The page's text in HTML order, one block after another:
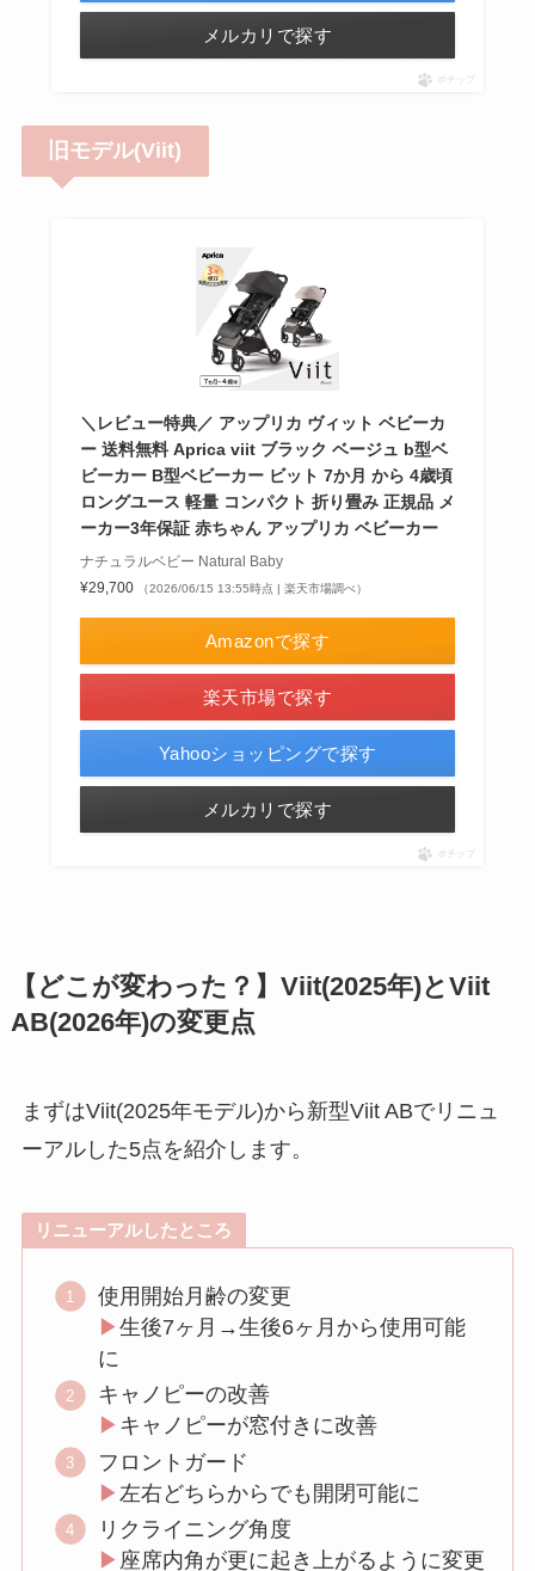
メルカリで探す
ポチップ
旧モデル(Viit)
＼レビュー特典／ アップリカ ヴィット ベビーカ
ー 送料無料 Aprica viit ブラック ベージュ b型ベ
ビーカー B型ベビーカー ビット 7か月 から 4歳頃
ロングユース 軽量 コンパクト 折り畳み 正規品 メ
ーカー3年保証 赤ちゃん アップリカ ベビーカー
ナチュラルベビー Natural Baby
¥29,700
（2026/06/15 13:55時点 | 楽天市場調べ）
Amazonで探す
楽天市場で探す
Yahooショッピングで探す
メルカリで探す
ポチップ
【どこが変わった？】Viit(2025年)とViit
AB(2026年)の変更点
まずはViit(2025年モデル)から新型Viit ABでリニュ
ーアルした5点を紹介します。
リニューアルしたところ
使用開始月齢の変更
▶︎生後7ヶ月→生後6ヶ月から使用可能
に
キャノピーの改善
▶︎ キャノピーが窓付きに改善
フロントガード
▶︎ 左右どちらからでも開閉可能に
リクライニング角度
▶︎ 座席内角が更に起き上がるように変更